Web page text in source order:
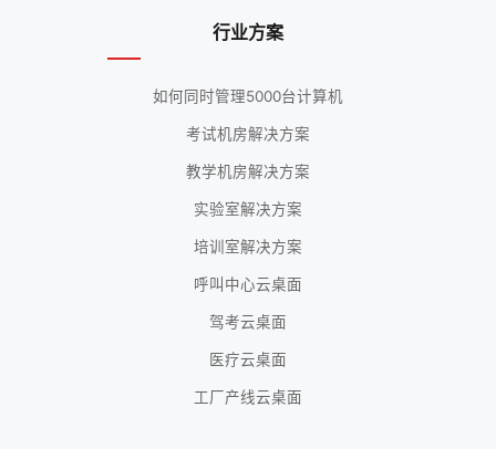
行业方案
如何同时管理5000台计算机
考试机房解决方案
教学机房解决方案
实验室解决方案
培训室解决方案
呼叫中心云桌面
驾考云桌面
医疗云桌面
工厂产线云桌面